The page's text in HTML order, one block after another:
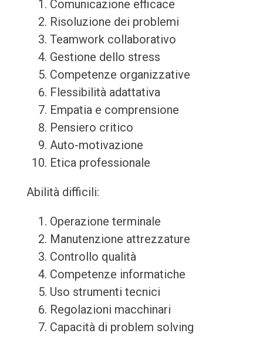
Comunicazione efficace
Risoluzione dei problemi
Teamwork collaborativo
Gestione dello stress
Competenze organizzative
Flessibilità adattativa
Empatia e comprensione
Pensiero critico
Auto-motivazione
Etica professionale
Abilità difficili:
Operazione terminale
Manutenzione attrezzature
Controllo qualità
Competenze informatiche
Uso strumenti tecnici
Regolazioni macchinari
Capacità di problem solving